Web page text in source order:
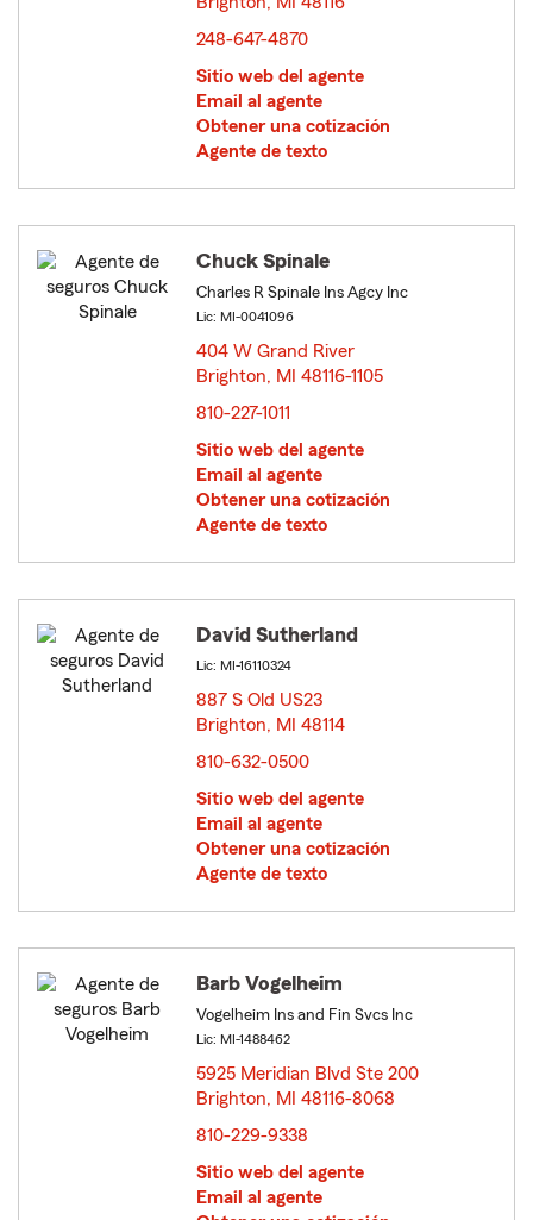
248-647-4870
Sitio web del agente
Email al agente
Obtener una cotización
Agente de texto
Chuck Spinale
Charles R Spinale Ins Agcy Inc
Lic: MI-0041096
404 W Grand River
Brighton, MI 48116-1105
810-227-1011
Sitio web del agente
Email al agente
Obtener una cotización
Agente de texto
David Sutherland
Lic: MI-16110324
887 S Old US23
Brighton, MI 48114
810-632-0500
Sitio web del agente
Email al agente
Obtener una cotización
Agente de texto
Barb Vogelheim
Vogelheim Ins and Fin Svcs Inc
Lic: MI-1488462
5925 Meridian Blvd Ste 200
Brighton, MI 48116-8068
810-229-9338
Sitio web del agente
Email al agente